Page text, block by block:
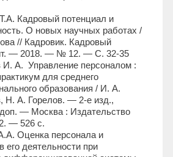
Кадровый потенциал и
О новых научных работах /
// Кадровик. Кадровый
— 2018. — № 12. — С. 32-35
А. Управление персоналом :
для среднего
образования / И. А.
Н. А. Горелов. — 2-е изд.,
— Москва : Издательство
— 526 с.
Оценка персонала и
его деятельности при